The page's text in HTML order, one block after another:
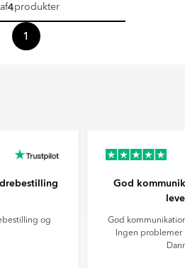
af4produkter
1
og
God
God
Ingen